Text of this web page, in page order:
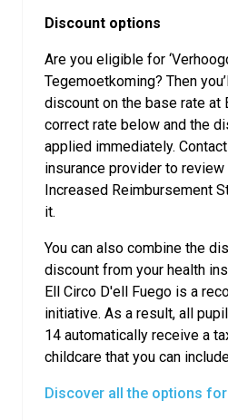
Discount options
Are you eligible for
Tegemoetkoming? Then
discount on the base rate at
correct rate below and the
applied immediately.
insurance provider to
Increased Reimbursement
it.
You can also combine the
discount from your health
Ell Circo D'ell Fuego is a
initiative. As a result, all
14 automatically receive a
childcare that you can
Discover all the options